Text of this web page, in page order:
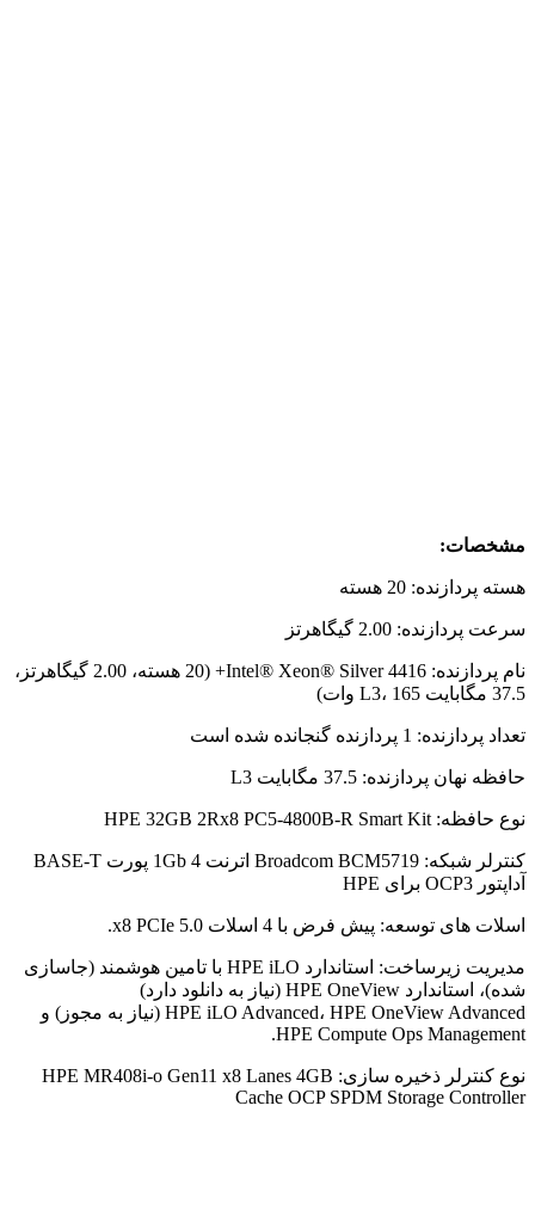
مشخصات:
هسته پردازنده: 20 هسته
سرعت پردازنده: 2.00 گیگاهرتز
نام پردازنده: Intel® Xeon® Silver 4416+ (20 هسته، 2.00 گیگاهرتز،
37.5 مگابایت L3، 165 وات)
تعداد پردازنده: 1 پردازنده گنجانده شده است
حافظه نهان پردازنده: 37.5 مگابایت L3
نوع حافظه: HPE 32GB 2Rx8 PC5-4800B-R Smart Kit
کنترلر شبکه: Broadcom BCM5719 اترنت 1Gb 4 پورت BASE-T
آداپتور OCP3 برای HPE
اسلات های توسعه: پیش فرض با 4 اسلات x8 PCIe 5.0.
مدیریت زیرساخت: استاندارد HPE iLO با تامین هوشمند (جاسازی
شده)، استاندارد HPE OneView (نیاز به دانلود دارد)
HPE iLO Advanced، HPE OneView Advanced (نیاز به مجوز) و
HPE Compute Ops Management.
نوع کنترلر ذخیره سازی: HPE MR408i-o Gen11 x8 Lanes 4GB
Cache OCP SPDM Storage Controller